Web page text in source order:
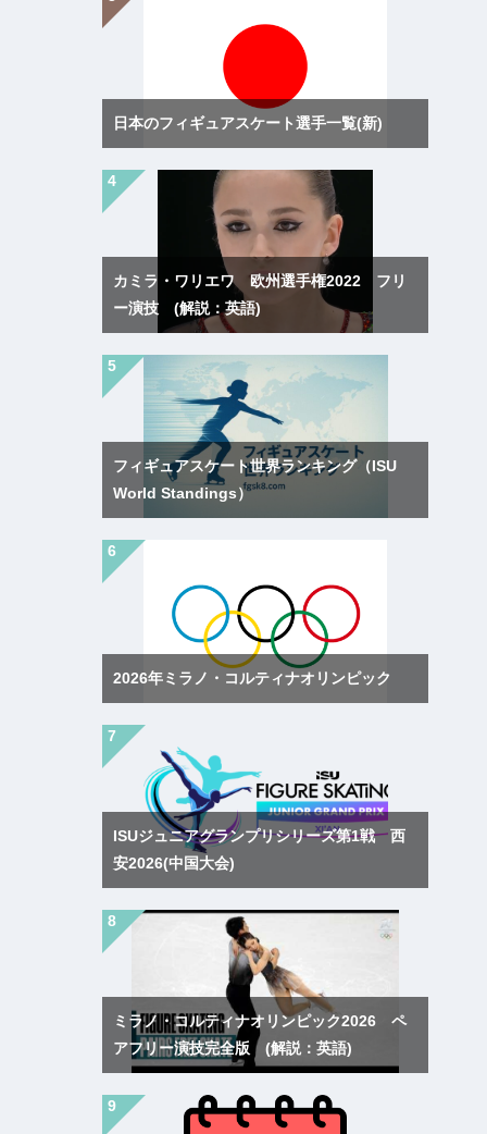
日本のフィギュアスケート選手一覧(新)
カミラ・ワリエワ 欧州選手権2022 フリ
ー演技 (解説：英語)
フィギュアスケート世界ランキング（ISU
World Standings）
2026年ミラノ・コルティナオリンピック
ISUジュニアグランプリシリーズ第1戦 西
安2026(中国大会)
ミラノ・コルティナオリンピック2026 ペ
アフリー演技完全版 (解説：英語)